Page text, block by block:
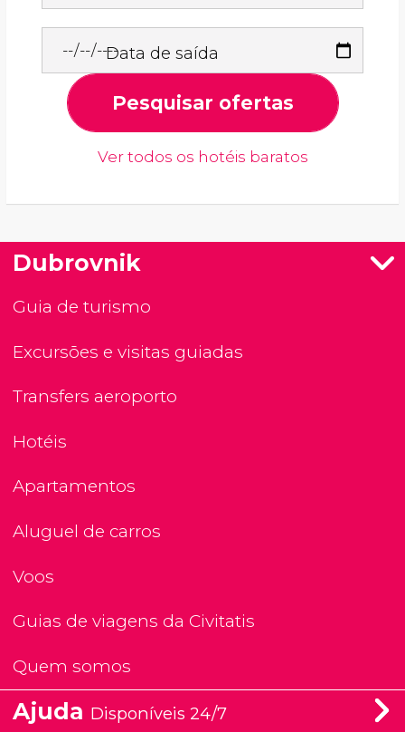
Data de saída
Pesquisar ofertas
Ver todos os hotéis baratos
Dubrovnik
Guia de turismo
Excursões e visitas guiadas
Transfers aeroporto
Hotéis
Apartamentos
Aluguel de carros
Voos
Guias de viagens da Civitatis
Quem somos
Ajuda Disponíveis 24/7